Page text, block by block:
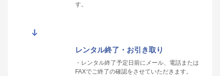
す。
レンタル終了・お引き取り
・レンタル終了予定日前にメール、電話または
FAXでご終了の確認をさせていただきます。